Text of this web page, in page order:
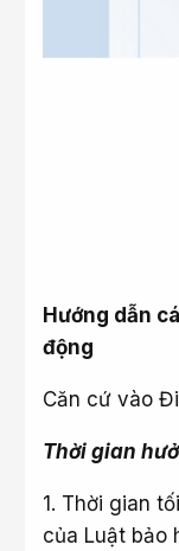
Hướng dẫn
động
Căn cứ vào
Thời gian
1. Thời gian
của Luật bảo